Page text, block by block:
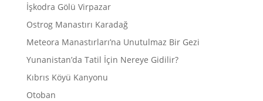
İşkodra Gölü Virpazar
Ostrog Manastırı Karadağ
Meteora Manastırları’na Unutulmaz Bir Gezi
Yunanistan’da Tatil İçin Nereye Gidilir?
Kıbrıs Köyü Kanyonu
Otoban